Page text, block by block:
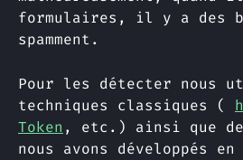
formulaires, il y a des
spamment.
Pour les détecter nous
techniques classiques (
Token , etc.) ainsi que
nous avons développés